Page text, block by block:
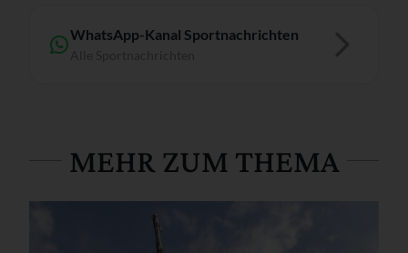
WhatsApp-Kanal Sportnachrichten
MEHR ZUM THEMA